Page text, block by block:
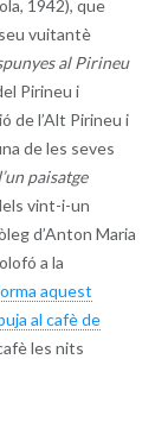
1942), que
vuitantè
al Pirineu
Pirineu i
de l’Alt Pirineu i
de les seves
paisatge
vint-i-un
d’Anton Maria
a la
aquest
al cafè de
les nits